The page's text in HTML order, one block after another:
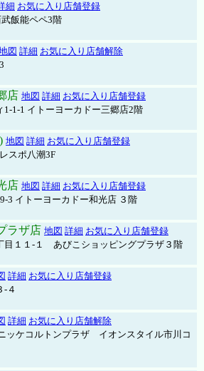
細 お気に入り店舗登録
飯能ペペ3階
図 詳細 お気に入り店舗解除
店 地図 詳細 お気に入り店舗登録
1-1 イトーヨーカドー三郷店2階
地図 詳細 お気に入り店舗登録
スポ八潮3F
店 地図 詳細 お気に入り店舗登録
3 イトーヨーカドー和光店 ３階
ラザ店 地図 詳細 お気に入り店舗登録
目１１-１ あびこショッピングプラザ３階
詳細 お気に入り店舗登録
-４
詳細 お気に入り店舗解除
ッケコルトンプラザ イオンスタイル市川コ